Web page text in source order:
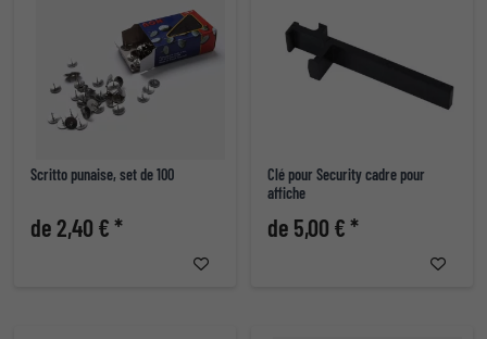
Scritto punaise, set de 100
de 2,40 € *
Clé pour Security cadre pour
affiche
de 5,00 € *